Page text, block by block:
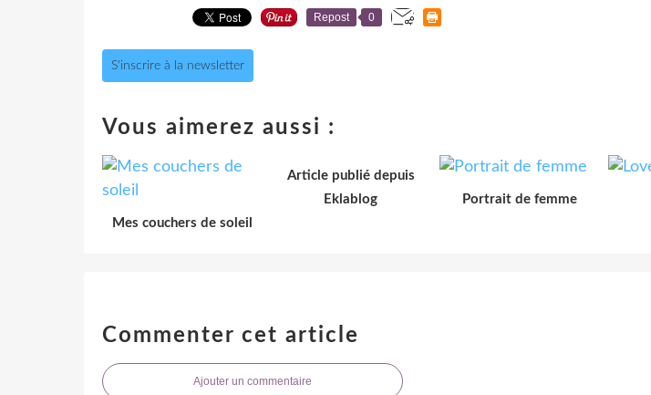
Repost 0
S'inscrire à la newsletter
Vous aimerez aussi :
Mes couchers de soleil
Article publié depuis
Eklablog
Portrait de femme
Commenter cet article
Ajouter un commentaire